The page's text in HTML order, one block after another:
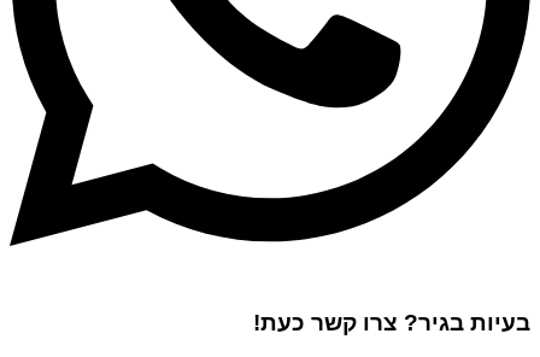
בעיות בגיר? צרו קשר כעת!